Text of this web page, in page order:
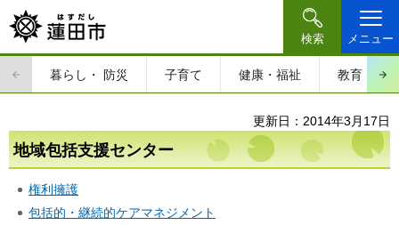
検索 メニュー
暮らし・ 防災 子育て 健康・福祉 教育・文
更新日：2014年3月17日
地域包括支援センター
権利擁護
包括的・継続的ケアマネジメント